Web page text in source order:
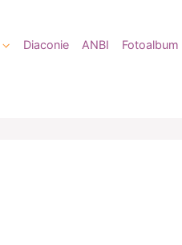
Diaconie ANBI Fotoalbum